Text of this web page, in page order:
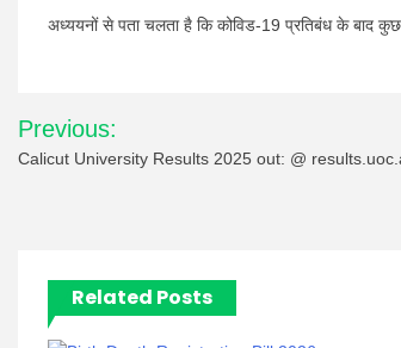
अध्ययनों से पता चलता है कि कोविड-19 प्रतिबंध के बाद कुछ
Post
navigation
Previous:
Calicut University Results 2025 out: @
Related Posts